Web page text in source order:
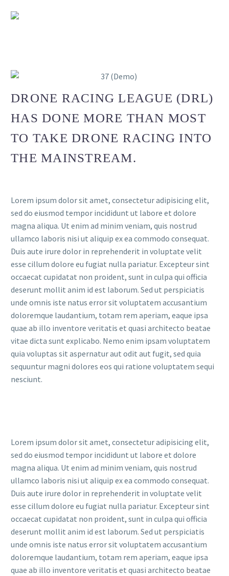
DRONE RACING LEAGUE (DRL)
HAS DONE MORE THAN MOST
TO TAKE DRONE RACING INTO
THE MAINSTREAM.
Lorem ipsum dolor sit amet, consectetur adipisicing elit,
sed do eiusmod tempor incididunt ut labore et dolore
magna aliqua. Ut enim ad minim veniam, quis nostrud
ullamco laboris nisi ut aliquip ex ea commodo consequat.
Duis aute irure dolor in reprehenderit in voluptate velit
esse cillum dolore eu fugiat nulla pariatur. Excepteur sint
occaecat cupidatat non proident, sunt in culpa qui officia
deserunt mollit anim id est laborum. Sed ut perspiciatis
unde omnis iste natus error sit voluptatem accusantium
doloremque laudantium, totam rem aperiam, eaque ipsa
quae ab illo inventore veritatis et quasi architecto beatae
vitae dicta sunt explicabo. Nemo enim ipsam voluptatem
quia voluptas sit aspernatur aut odit aut fugit, sed quia
sequuntur magni dolores eos qui ratione voluptatem sequi
nesciunt.
Lorem ipsum dolor sit amet, consectetur adipisicing elit,
sed do eiusmod tempor incididunt ut labore et dolore
magna aliqua. Ut enim ad minim veniam, quis nostrud
ullamco laboris nisi ut aliquip ex ea commodo consequat.
Duis aute irure dolor in reprehenderit in voluptate velit
esse cillum dolore eu fugiat nulla pariatur. Excepteur sint
occaecat cupidatat non proident, sunt in culpa qui officia
deserunt mollit anim id est laborum. Sed ut perspiciatis
unde omnis iste natus error sit voluptatem accusantium
doloremque laudantium, totam rem aperiam, eaque ipsa
quae ab illo inventore veritatis et quasi architecto beatae